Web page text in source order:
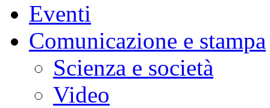
Eventi
Comunicazione e stampa
Scienza e società
Video